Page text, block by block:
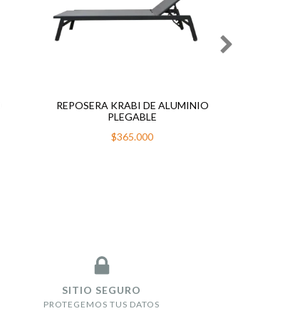
REPOSERA KRABI DE ALUMINIO
PLEGABLE
$365.000
SITIO SEGURO
PROTEGEMOS TUS DATOS